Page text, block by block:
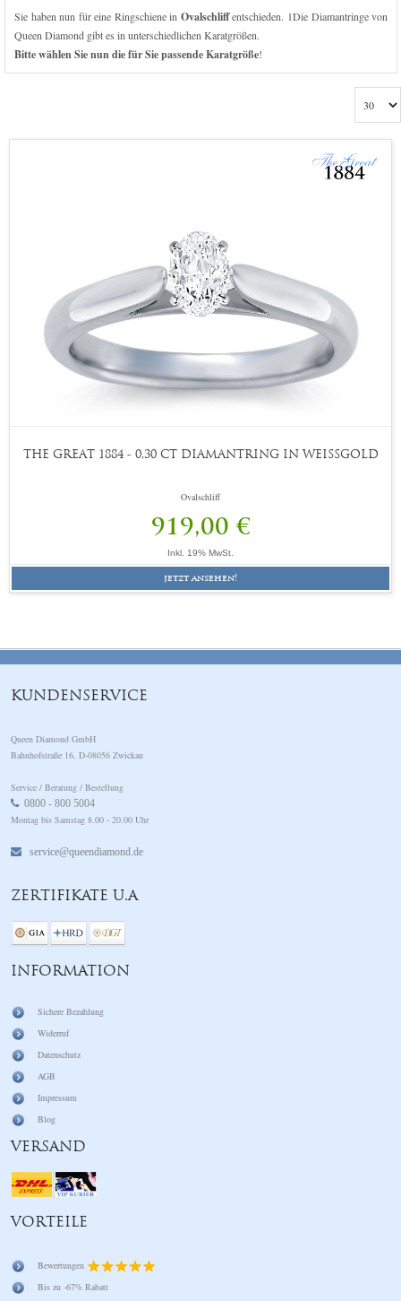
Sie haben nun für eine Ringschiene in Ovalschliffentschieden. 1Die Diamantringe von
Queen Diamond gibt es in unterschiedlichen Karatgrößen.
Bitte wählen Sie nun die für Sie passende Karatgröße!
THE GREAT 1884 - 0,30 CT DIAMANTRING IN WEISSGOLD
Ovalschliff
919,00 €
Inkl. 19% MwSt.
jetzt ansehen!
KUNDENSERVICE
Queen Diamond GmbH
Bahnhofstraße 16, D-08056 Zwickau
Service / Beratung / Bestellung
0800 - 800 5004
Montag bis Samstag 8.00 - 20.00 Uhr
service@queendiamond.de
ZERTIFIKATE U.A
INFORMATION
Sichere Bezahlung
Widerruf
Datenschutz
AGB
Impressum
Blog
VERSAND
VORTEILE
Bewertungen
Bis zu -67% Rabatt